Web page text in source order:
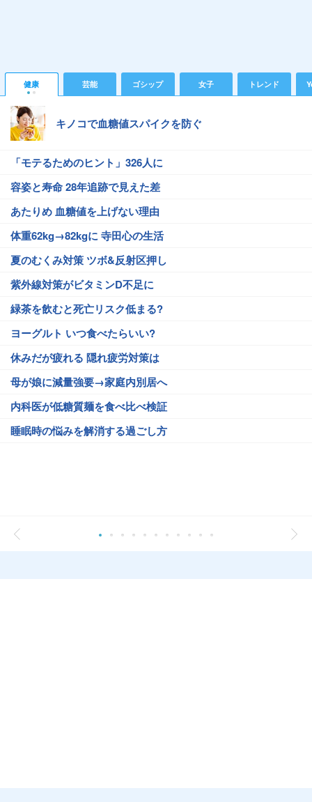
健康 芸能 ゴシップ 女子 トレンド
キノコで血糖値スパイクを防ぐ
「モテるためのヒント」326人に
容姿と寿命 28年追跡で見えた差
あたりめ 血糖値を上げない理由
体重62kg→82kgに 寺田心の生活
夏のむくみ対策 ツボ&反射区押し
紫外線対策がビタミンD不足に
緑茶を飲むと死亡リスク低まる?
ヨーグルト いつ食べたらいい?
休みだが疲れる 隠れ疲労対策は
母が娘に減量強要→家庭内別居へ
内科医が低糖質麺を食べ比べ検証
睡眠時の悩みを解消する過ごし方